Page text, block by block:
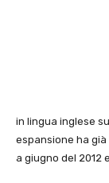
in lingua inglese
espansione ha
a giugno del 2012